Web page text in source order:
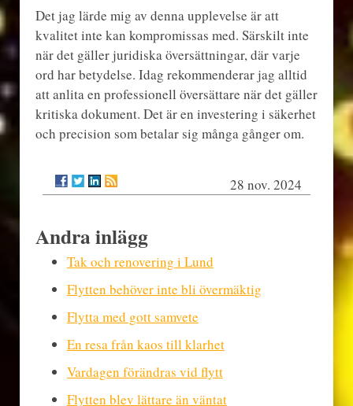
Det jag lärde mig av denna upplevelse är att
kvalitet inte kan kompromissas med. Särskilt inte
när det gäller juridiska översättningar, där varje
ord har betydelse. Idag rekommenderar jag alltid
att anlita en professionell översättare när det gäller
kritiska dokument. Det är en investering i säkerhet
och precision som betalar sig många gånger om.
28 nov. 2024
Andra inlägg
Tak och renovering i Lund
Flytten behöver inte bli övermäktig
Flytta med gott samvete
En resa från kaos till klarhet
Vardagen förändras vid flytt
Flytten blev lättare än väntat